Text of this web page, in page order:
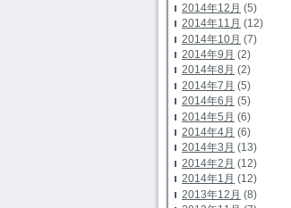
2014年12月 (5)
2014年11月 (12)
2014年10月 (7)
2014年9月 (2)
2014年8月 (2)
2014年7月 (5)
2014年6月 (5)
2014年5月 (6)
2014年4月 (6)
2014年3月 (13)
2014年2月 (12)
2014年1月 (12)
2013年12月 (8)